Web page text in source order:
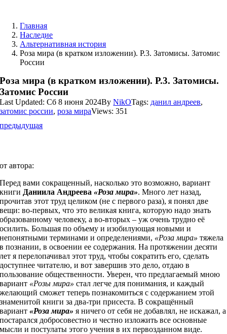
contentГлавная
Наследие
Альтернативная история
Роза мира (в кратком изложении). Р.3. Затомисы. Затомис
России
Роза мира (в кратком изложении). Р.3. Затомисы.
Затомис России
Last Updated: Сб 8 июня 2024ByNikOTags: данил андреев,
затомис россии,роза мираViews: 351
предыдущая
от автора:
Перед вами сокращенный, насколько это возможно, вариант
книги Даниила Андреева «Роза мира». Много лет назад,
прочитав этот труд целиком (не с первого раза), я понял две
вещи: во-первых, что это великая книга, которую надо знать
образованному человеку, а во-вторых – уж очень трудно её
осилить. Большая по объему и изобилующая новыми и
непонятными терминами и определениями, «Роза мира» тяжела
в познании, в освоении ее содержания. На протяжении десяти
лет я перелопачивал этот труд, чтобы сократить его, сделать
доступнее читателю, и вот завершив это дело, отдаю в
пользование общественности. Уверен, что предлагаемый мною
вариант «Розы мира» стал легче для понимания, и каждый
желающий сможет теперь познакомиться с содержанием этой
знаменитой книги за два-три присеста. В сокращённый
вариант«Роза мира» я ничего от себя не добавлял, не искажал, а
постарался добросовестно и честно изложить все основные
мысли и постулаты этого учения в их первозданном виде.